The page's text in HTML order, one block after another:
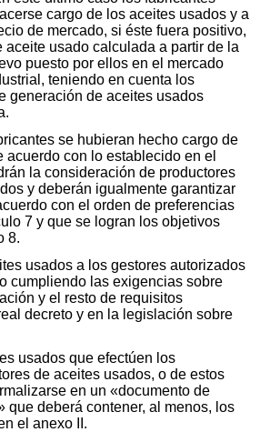
cargo de los aceites usados y a
de mercado, si éste fuera positivo,
aceite usado calculada a partir de la
puesto por ellos en el mercado
teniendo en cuenta los
generación de aceites usados
se hubieran hecho cargo de
acuerdo con lo establecido en el
la consideración de productores
y deberán igualmente garantizar
con el orden de preferencias
7 y que se logran los objetivos
8.
usados a los gestores autorizados
cumpliendo las exigencias sobre
y el resto de requisitos
decreto y en la legislación sobre
usados que efectúen los
de aceites usados, o de estos
en un «documento de
que deberá contener, al menos, los
el anexo II.